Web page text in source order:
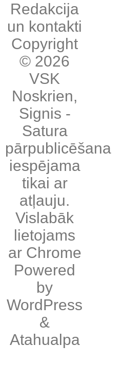
Redakcija
un kontakti
Copyright
© 2026
VSK
Noskrien,
Signis -
Satura
pārpublicēšana
iespējama
tikai ar
atļauju.
Vislabāk
lietojams
ar Chrome
Powered
by
WordPress
&
Atahualpa